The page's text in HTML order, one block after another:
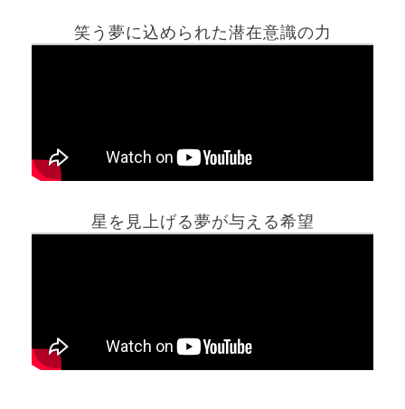
笑う夢に込められた潜在意識の力
星を見上げる夢が与える希望
ホーム
最新記事動画